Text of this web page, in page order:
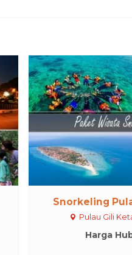
Snorkeling
Pulau Gili
Harga